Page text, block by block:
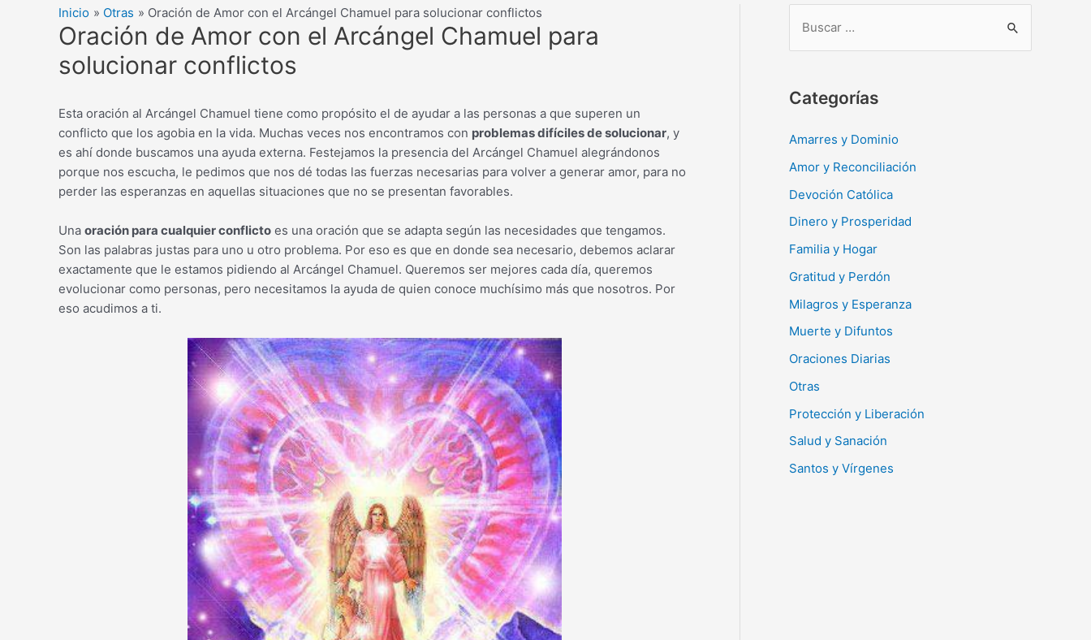
Inicio Otras Oración de Amor con el Arcángel Chamuel para solucionar conflictos
Oración de Amor con el Arcángel Chamuel para
solucionar conflictos
Esta oración al Arcángel Chamuel tiene como propósito el de ayudar a las personas a que superen un
conflicto que los agobia en la vida. Muchas veces nos encontramos con problemas difíciles de solucionar, y
es ahí donde buscamos una ayuda externa. Festejamos la presencia del Arcángel Chamuel alegrándonos
porque nos escucha, le pedimos que nos dé todas las fuerzas necesarias para volver a generar amor, para no
perder las esperanzas en aquellas situaciones que no se presentan favorables.
Una oración para cualquier conflicto es una oración que se adapta según las necesidades que tengamos.
Son las palabras justas para uno u otro problema. Por eso es que en donde sea necesario, debemos aclarar
exactamente que le estamos pidiendo al Arcángel Chamuel. Queremos ser mejores cada día, queremos
evolucionar como personas, pero necesitamos la ayuda de quien conoce muchísimo más que nosotros. Por
eso acudimos a ti.
c
r
Categorías
Amarres y Dominio
Amor y Reconciliación
Devoción Católica
Dinero y Prosperidad
Familia y Hogar
Gratitud y Perdón
Milagros y Esperanza
Muerte y Difuntos
Oraciones Diarias
Otras
Protección y Liberación
Salud y Sanación
Santos y Vírgenes